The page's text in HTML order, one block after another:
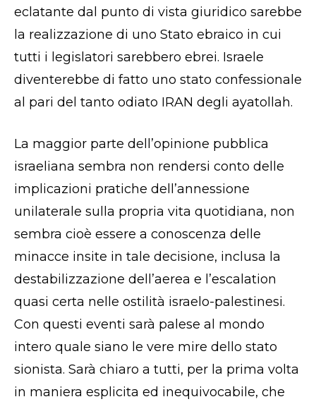
eclatante dal punto di vista giuridico sarebbe
la realizzazione di uno Stato ebraico in cui
tutti i legislatori sarebbero ebrei. Israele
diventerebbe di fatto uno stato confessionale
al pari del tanto odiato IRAN degli ayatollah.
La maggior parte dell’opinione pubblica
israeliana sembra non rendersi conto delle
implicazioni pratiche dell’annessione
unilaterale sulla propria vita quotidiana, non
sembra cioè essere a conoscenza delle
minacce insite in tale decisione, inclusa la
destabilizzazione dell’aerea e l’escalation
quasi certa nelle ostilità israelo-palestinesi.
Con questi eventi sarà palese al mondo
intero quale siano le vere mire dello stato
sionista. Sarà chiaro a tutti, per la prima volta
in maniera esplicita ed inequivocabile, che